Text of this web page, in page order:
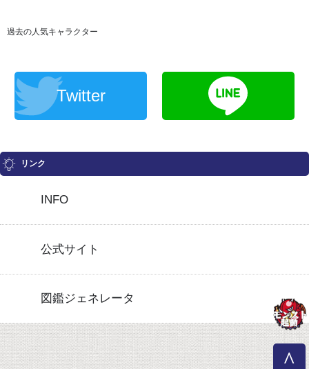
過去の人気キャラクター
Twitter
リンク
INFO
公式サイト
図鑑ジェネレータ